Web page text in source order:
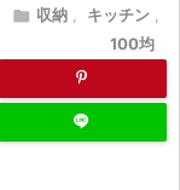
 収納 キッチン
100均